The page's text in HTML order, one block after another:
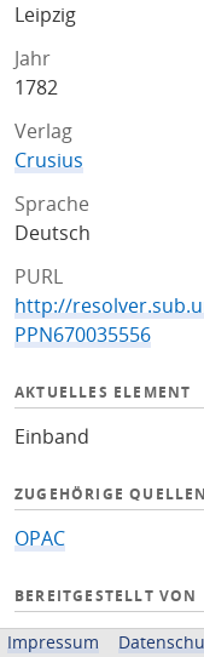
Leipzig
Jahr
1782
Verlag
Crusius
Sprache
Deutsch
PURL
http://
PPN670035556
AKTUELLES ELEMENT
Einband
ZUGEHÖRIGE QUELLEN
OPAC
BEREITGESTELLT VON
Niedersächsische
Impressum